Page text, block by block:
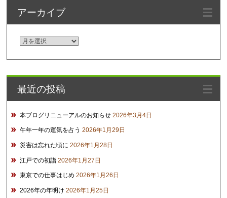
アーカイブ
ア
イ
ブ
最近の投稿
本ブログリニューアルのお知らせ 2026年3月4日
午年一年の運気を占う 2026年1月29日
災害は忘れた頃に 2026年1月28日
江戸での初詣 2026年1月27日
東京での仕事はじめ 2026年1月26日
2026年の年明け 2026年1月25日